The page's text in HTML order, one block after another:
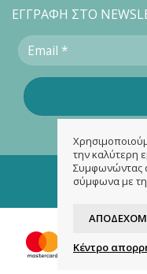
ΕΓΓΡΑΦΗ ΣΤΟ
Copyright
την καλύτερη
Συμφωνώντας
σύμφωνα με
Κέντρο